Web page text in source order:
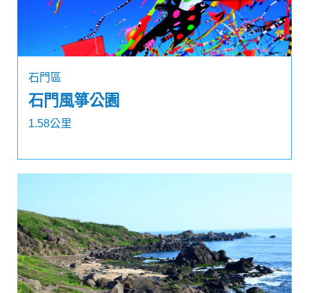
石門區
石門風箏公園
1.58公里